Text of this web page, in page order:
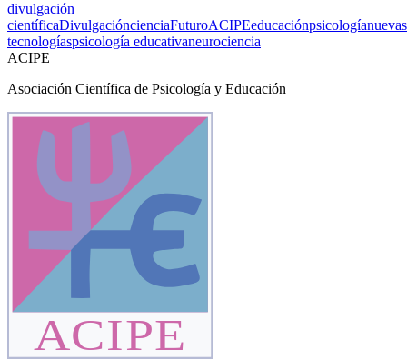
divulgación
científicaDivulgacióncienciaFuturoACIPEeducaciónpsicologíanuevas
tecnologíaspsicología educativaneurociencia
ACIPE
Asociación Científica de Psicología y Educación
ACIPE